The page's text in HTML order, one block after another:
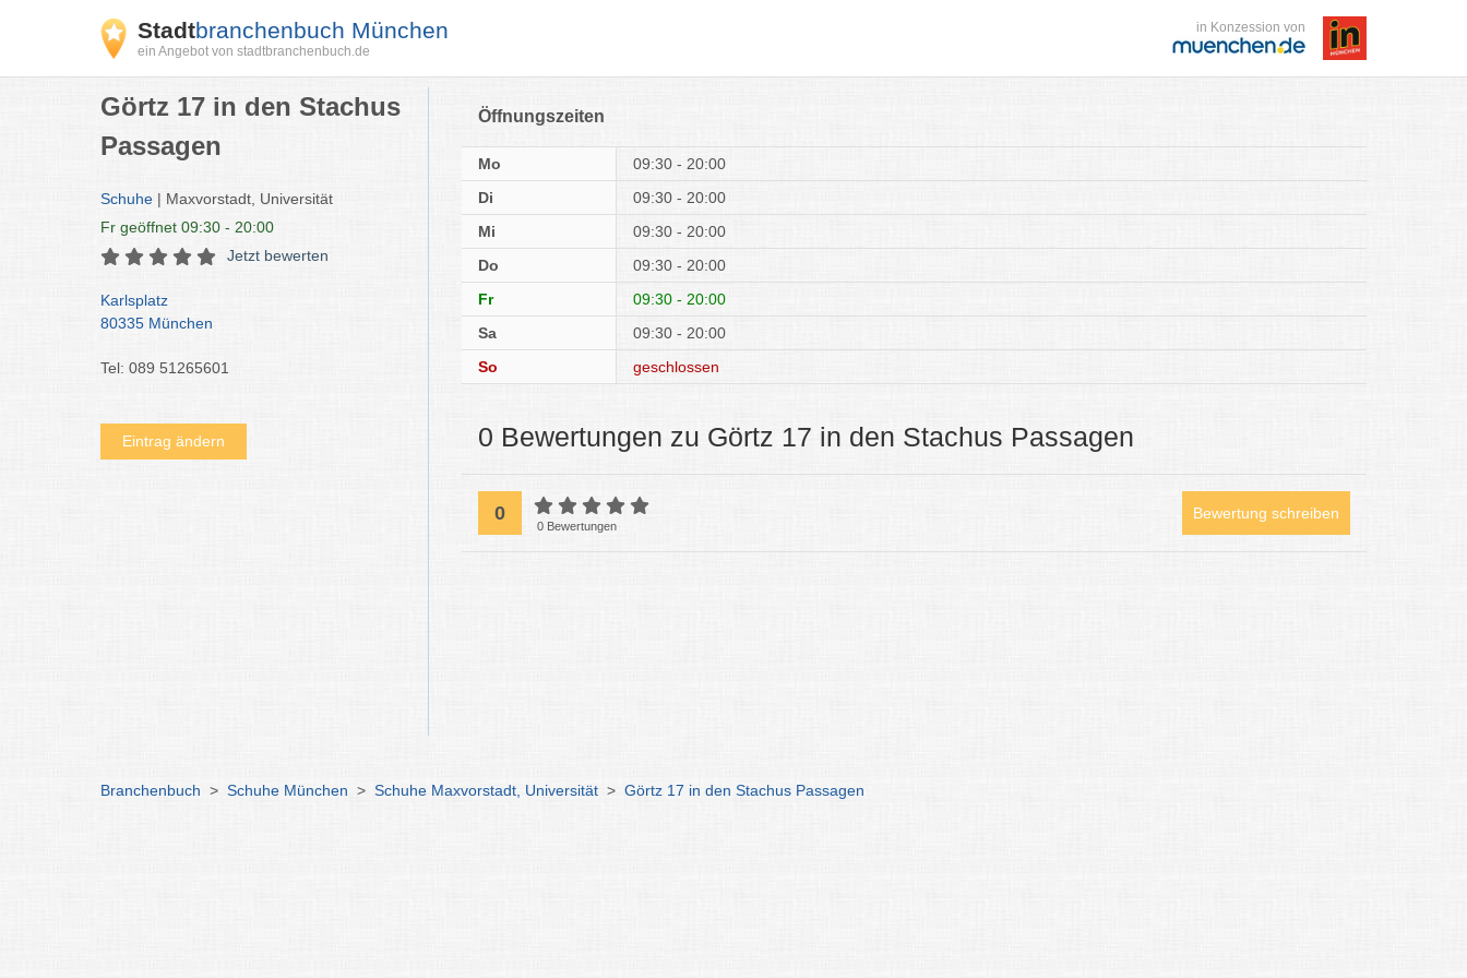
Stadtbranchenbuch München
ein Angebot von stadtbranchenbuch.de
in Konzession von
Görtz 17 in den Stachus
Passagen
Schuhe | Maxvorstadt, Universität
Fr geöffnet 09:30 - 20:00
Jetzt bewerten
Karlsplatz
80335 München
Tel: 089 51265601
Eintrag ändern
Öffnungszeiten
Mo
09:30 - 20:00
Di
09:30 - 20:00
Mi
09:30 - 20:00
Do
09:30 - 20:00
Fr
09:30 - 20:00
Sa
09:30 - 20:00
So
geschlossen
0 Bewertungen zu Görtz 17 in den Stachus Passagen
0
0 Bewertungen
Bewertung schreiben
Branchenbuch > Schuhe München > Schuhe Maxvorstadt, Universität > Görtz 17 in den Stachus Passagen